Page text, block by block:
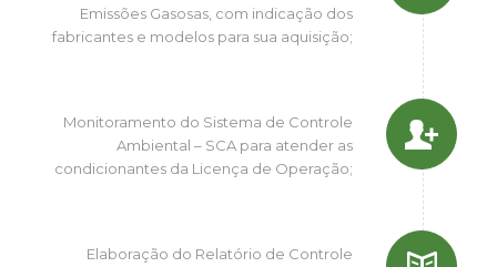
Emissões Gasosas, com indicação dos
fabricantes e modelos para sua aquisição;
Monitoramento do Sistema de Controle
Ambiental – SCA para atender as
condicionantes da Licença de Operação;
Elaboração do Relatório de Controle